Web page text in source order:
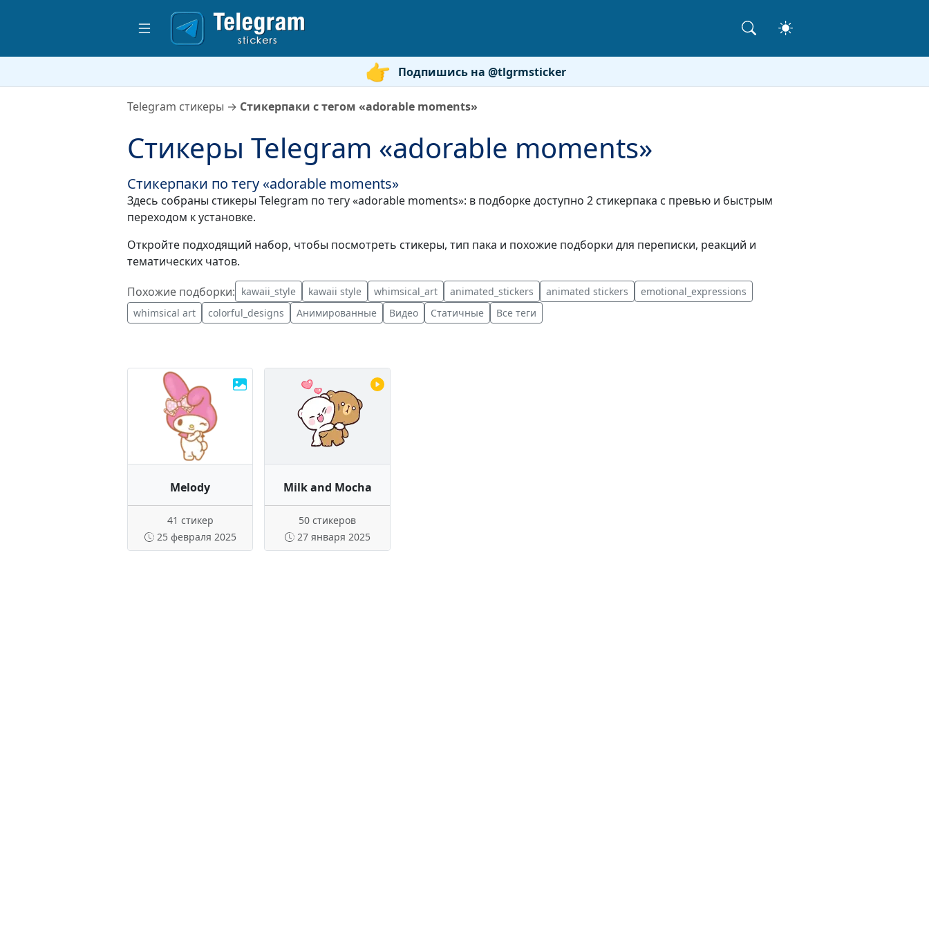
Подпишись на @tlgrmsticker
Telegram стикеры → Стикерпаки с тегом «adorable moments»
Стикеры Telegram «adorable moments»
Стикерпаки по тегу «adorable moments»
Здесь собраны стикеры Telegram по тегу «adorable moments»: в подборке доступно 2 стикерпака с превью и быстрым
переходом к установке.
Откройте подходящий набор, чтобы посмотреть стикеры, тип пака и похожие подборки для переписки, реакций и
тематических чатов.
Похожие подборки: kawaii_style kawaii style whimsical_art animated_stickers animated stickers
emotional_expressions
whimsical art
colorful_designs Анимированные Видео Статичные Все теги
Melody
41 стикер
25 февраля 2025
Milk and Mocha
50 стикеров
27 января 2025